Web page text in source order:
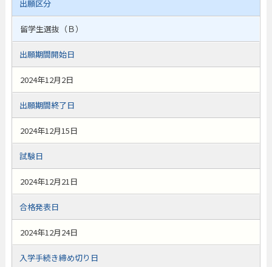
出願区分
留学生選抜（Ｂ）
出願期間開始日
2024年12月2日
出願期間終了日
2024年12月15日
試験日
2024年12月21日
合格発表日
2024年12月24日
入学手続き締め切り日